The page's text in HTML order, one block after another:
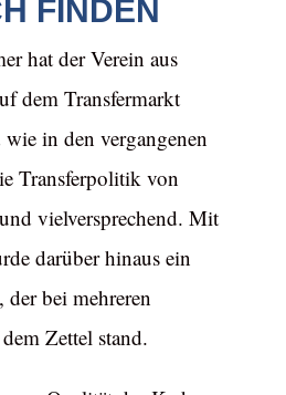
FINDEN
hat der Verein aus
dem Transfermarkt
in den vergangenen
Transferpolitik von
vielversprechend. Mit
darüber hinaus ein
bei mehreren
Zettel stand.